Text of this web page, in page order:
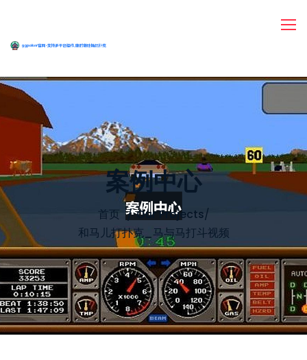
案例中心
首页 Our Projects/
和马儿打扑克_马与马打斗视频